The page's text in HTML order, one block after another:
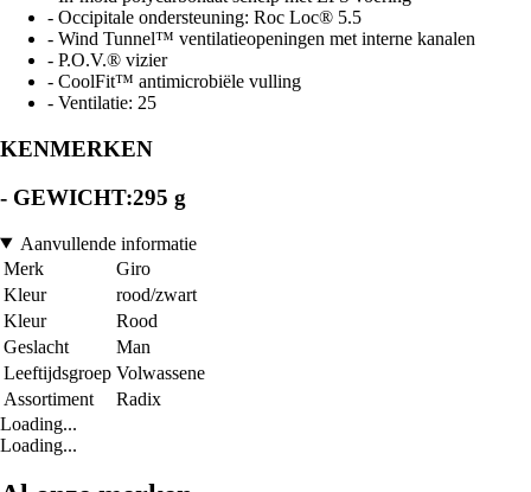
- Occipitale ondersteuning: Roc Loc® 5.5
- Wind Tunnel™ ventilatieopeningen met interne kanalen
- P.O.V.® vizier
- CoolFit™ antimicrobiële vulling
- Ventilatie: 25
KENMERKEN
- GEWICHT:295 g
Aanvullende informatie
Merk
Giro
Kleur
rood/zwart
Kleur
Rood
Geslacht
Man
Leeftijdsgroep Volwassene
Assortiment
Radix
Loading...
Loading...